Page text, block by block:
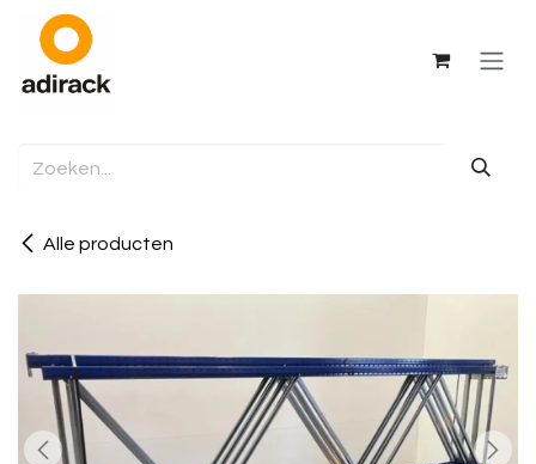
Overslaan naar inhoud
Alle producten